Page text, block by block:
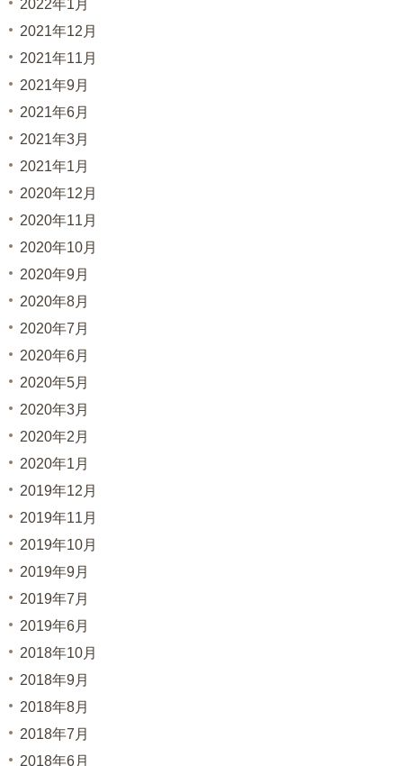
2022年1月
2021年12月
2021年11月
2021年9月
2021年6月
2021年3月
2021年1月
2020年12月
2020年11月
2020年10月
2020年9月
2020年8月
2020年7月
2020年6月
2020年5月
2020年3月
2020年2月
2020年1月
2019年12月
2019年11月
2019年10月
2019年9月
2019年7月
2019年6月
2018年10月
2018年9月
2018年8月
2018年7月
2018年6月